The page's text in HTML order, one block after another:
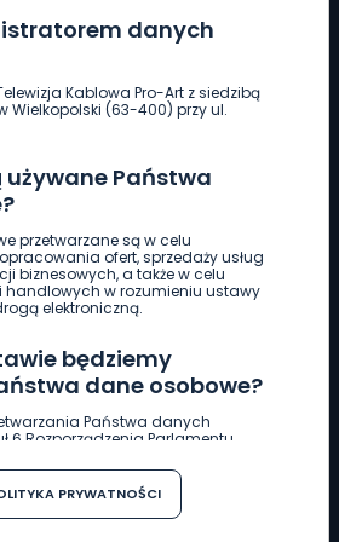
danych
Kablowa Pro-Art z siedzibą
Wielkopolski (63-400) przy ul.
używane Państwa
przetwarzane są w celu
ofert, sprzedaży usług
biznesowych, a także w celu
handlowych w rozumieniu ustawy
elektroniczną.
będziemy
dane osobowe?
Państwa danych
6 Rozporządzenia Parlamentu
fizycznych w związku z
osobowych w sprawie
takich danych oraz uchylenia
PRYWATNOŚCI